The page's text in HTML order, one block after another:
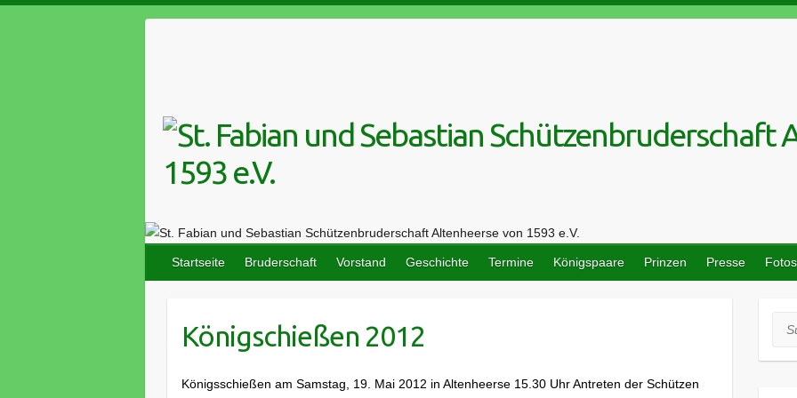
Startseite Bruderschaft Vorstand Geschichte Termine Königspaare Prinzen Presse Fotos
Königschießen 2012
Königsschießen am Samstag, 19. Mai 2012 in Altenheerse 15.30 Uhr Antreten der Schützen